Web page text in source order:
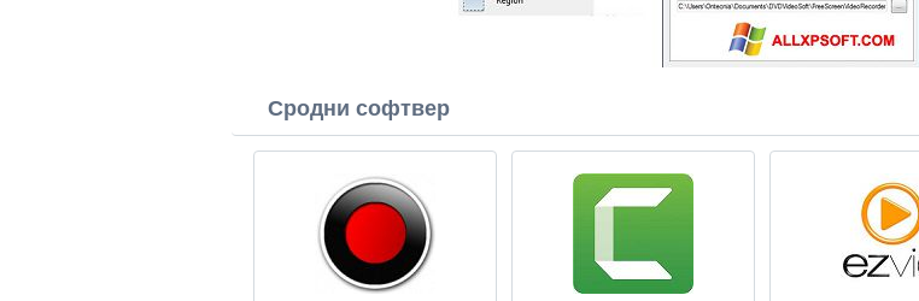
Сродни софтвер